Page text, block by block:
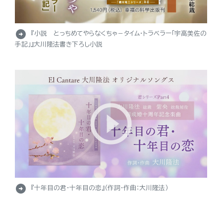
arrow_circle_right
『小説 とっちめてやらなくちゃ－タイム・トラベラー「宇高美佐の
手記」』大川隆法書き下ろし小説
arrow_circle_right 『十年目の君・十年目の恋』（作詞・作曲：大川隆法）